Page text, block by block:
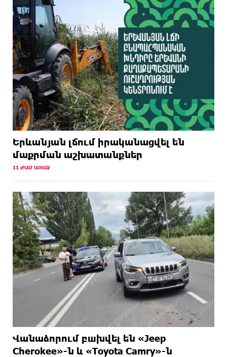
Երևանյան լճում իրականացվել են
մաքրման աշխատանքներ
11 ԺԱՄ ԱՌԱՋ
Վանաձորում բшխվել են «Jeep
Cherokee»-ն և «Toyota Camry»-ն